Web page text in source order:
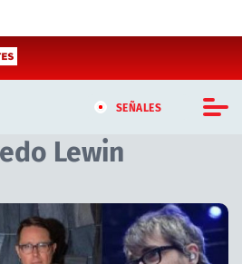
SEÑALES
CHILELewin